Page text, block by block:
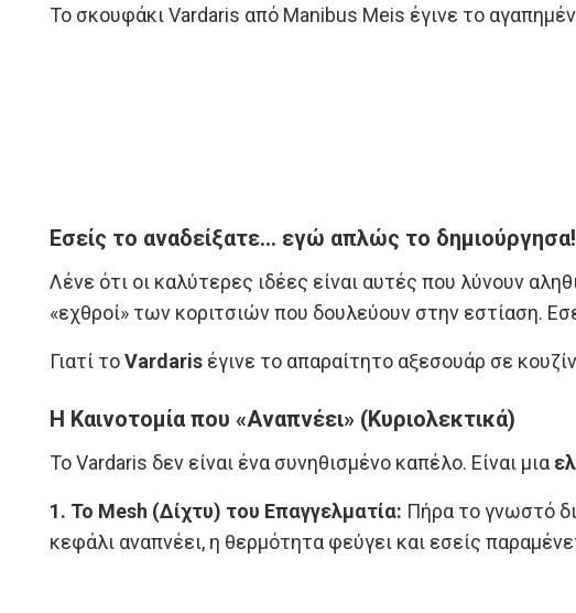
Το σκουφάκι Vardaris από Manibus Meis έγινε το
Εσείς το αναδείξατε… εγώ απλώς το δημιούργησα!
Λένε ότι οι καλύτερες ιδέες είναι αυτές που λύνουν
«εχθροί» των κοριτσιών που δουλεύουν στην εστίαση.
Γιατί τοVardaris έγινε το απαραίτητο αξεσουάρ σε
Η Καινοτομία που «Αναπνέει» (Κυριολεκτικά)
Το Vardaris δεν είναι ένα συνηθισμένο καπέλο. Είναι μια
1. Το Mesh (Δίχτυ) του Επαγγελματία: Πήρα το γνωστό
κεφάλι αναπνέει, η θερμότητα φεύγει και εσείς